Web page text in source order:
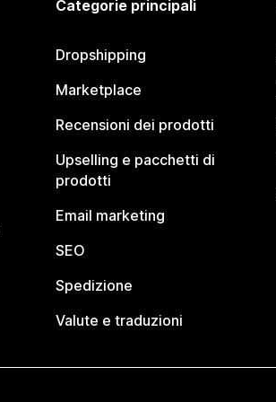
Categorie principali
Dropshipping
Marketplace
Recensioni dei prodotti
Upselling e pacchetti di
prodotti
Email marketing
SEO
Spedizione
Valute e traduzioni